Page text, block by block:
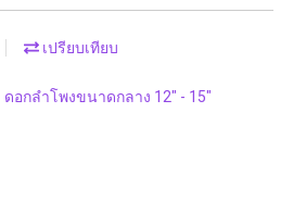
เปรียบเทียบ
ดอกลำโพงขนาดกลาง 12" - 15"